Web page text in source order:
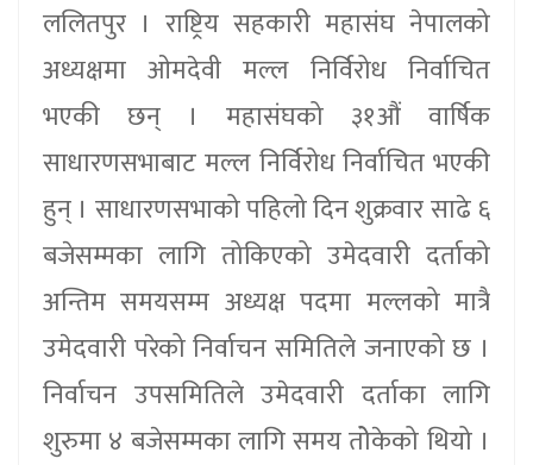
ललितपुर । राष्ट्रिय सहकारी महासंघ नेपालको
अध्यक्षमा ओमदेवी मल्ल निर्विरोध निर्वाचित
भएकी छन् । महासंघको ३१औं वार्षिक
साधारणसभाबाट मल्ल निर्विरोध निर्वाचित भएकी
हुन् । साधारणसभाको पहिलो दिन शुक्रवार साढे ६
बजेसम्मका लागि तोकिएको उमेदवारी दर्ताको
अन्तिम समयसम्म अध्यक्ष पदमा मल्लको मात्रै
उमेदवारी परेको निर्वाचन समितिले जनाएको छ ।
निर्वाचन उपसमितिले उमेदवारी दर्ताका लागि
शुरुमा ४ बजेसम्मका लागि समय तोेकेको थियो ।